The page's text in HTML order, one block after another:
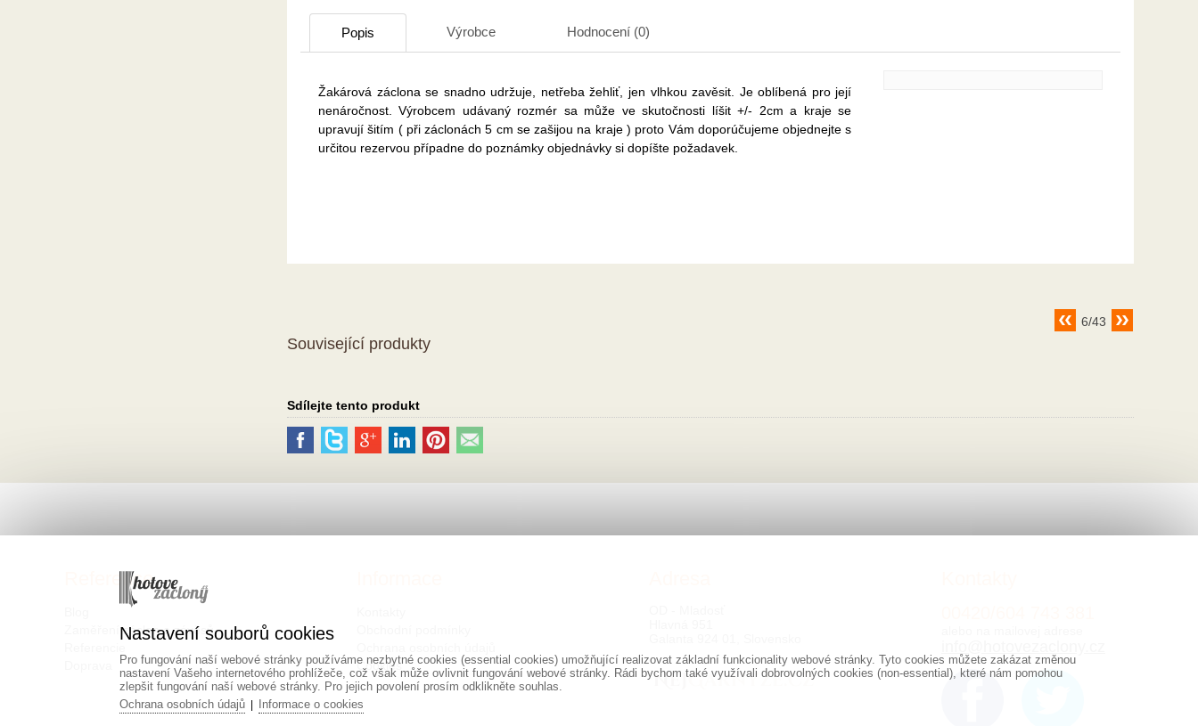
Popis Výrobce Hodnocení (0)
Žakárová záclona se snadno udržuje, netřeba žehliť, jen vlhkou zavěsit. Je oblíbená pro její
nenáročnost. Výrobcem udávaný rozmér sa může ve skutočnosti líšit +/- 2cm a kraje se
upravují šitím ( při záclonách 5 cm se zašijou na kraje ) proto Vám doporúčujeme objednejte s
určitou rezervou případne do poznámky objednávky si dopíšte požadavek.
6/43
Související produkty
Sdílejte tento produkt
Reference
Zaměření záclon a závěsů
Cookies
Nastavení souborů cookies
Pro fungování naší webové stránky používáme nezbytné cookies (essential cookies) umožňující realizovat základní funkcionality webové stránky. Tyto cookies můžete zakázat změnou
nastavení Vašeho internetového prohlížeče, což však může ovlivnit fungování webové stránky. Rádi bychom také využívali dobrovolných cookies (non-essential), které nám pomohou
zlepšit fungování naší webové stránky. Pro jejich povolení prosím odklikněte souhlas.
Ochrana osobních údajů
Informace o cookies